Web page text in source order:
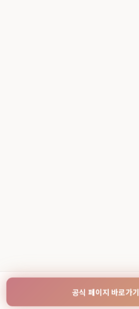
공식 페이지 바로가기